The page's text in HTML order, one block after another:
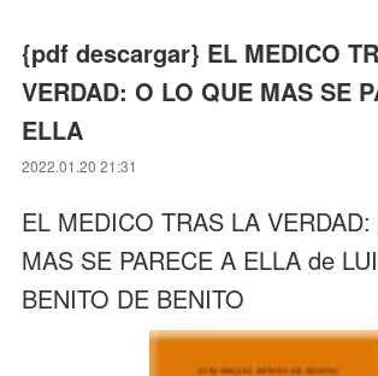
{pdf descargar} EL MEDICO
VERDAD: O LO QUE MAS SE
ELLA
2022.01.20 21:31
EL MEDICO TRAS LA
MAS SE PARECE A ELLA de
BENITO DE BENITO